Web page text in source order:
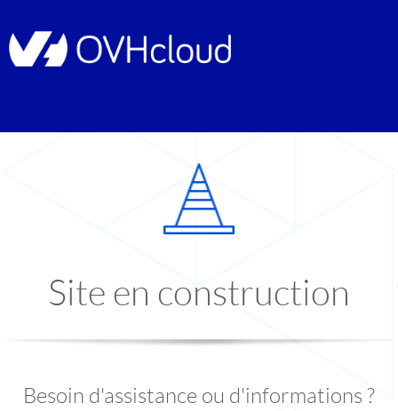
Site en construction
Besoin d'assistance ou d'informations ?